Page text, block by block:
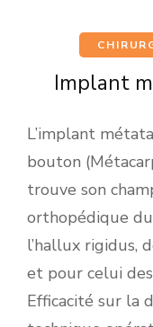
Implant
L’implant
bouton
trouve son
orthopédique
l’hallux rigidus,
et pour celui
Efficacité sur la